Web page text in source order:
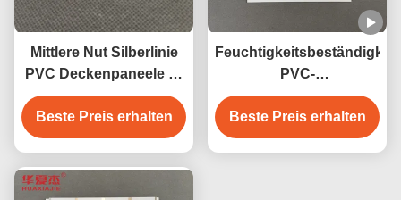
Mittlere Nut Silberlinie
PVC Deckenpaneele U-
förmige PVC-Paneele
Beste Preis erhalten
Feuchtigkeitsbeständigkeit
PVC-
Deckenverkleidungen
250mm x 8mm
Beste Preis erhalten